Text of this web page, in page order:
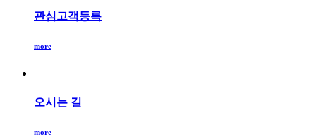
관심고객등록
more
오시는 길
more